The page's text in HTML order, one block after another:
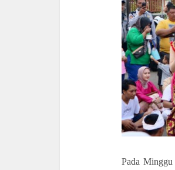
Pada